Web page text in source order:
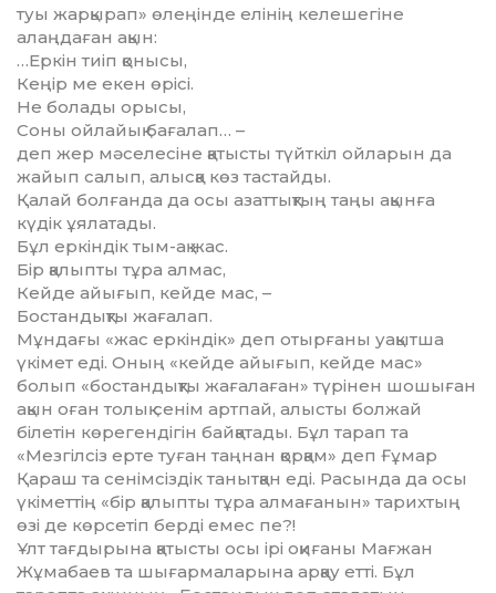
туы жарқырап» өлеңінде елінің келе­шегіне
алаңдаған ақын:
…Еркін тиіп қонысы,
Кеңір ме екен өрісі.
Не болады орысы,
Соны ойлайық бағалап… –
деп жер мәселесіне қатысты түйткіл ойларын да
жайып салып, алысқа көз тастайды.
Қалай болғанда да осы азаттықтың таңы ақынға
күдік ұялатады.
Бұл еркіндік тым-ақ жас.
Бір қалыпты тұра алмас,
Кейде айығып, кейде мас, –
Бостандықты жағалап.
Мұндағы «жас еркіндік» деп отырғаны уа­­қытша
үкімет еді. Оның «кейде айығып, кей­­де мас»
болып «бостандықты жағалаған» тү­рінен шошыған
ақын оған толық сенім арт­пай, алысты болжай
білетін көрегендігін бай­қатады. Бұл тарап та
«Мезгілсіз ерте туған таң­нан қорқам» деп Ғұмар
Қараш та сенім­сіздік танытқан еді. Расында да осы
үкіметтің «бір қалыпты тұра алмағанын» тарихтың
өзі де көрсетіп берді емес пе?!
Ұлт тағдырына қатысты осы ірі оқиғаны Мағ­жан
Жұмабаев та шығармаларына арқау етті. Бұл